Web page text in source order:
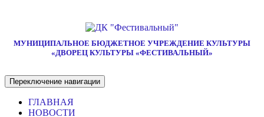
МУНИЦИПАЛЬНОЕ БЮДЖЕТНОЕ УЧРЕЖДЕНИЕ КУЛЬТУРЫ
«ДВОРЕЦ КУЛЬТУРЫ «ФЕСТИВАЛЬНЫЙ»
Переключение навигации
ГЛАВНАЯ
НОВОСТИ